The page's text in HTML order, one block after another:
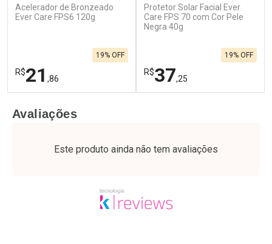
Acelerador de Bronzeado
Ever Care FPS6 120g
R$21 ,86
19% OFF
Laboratório
Por Menos
Protetor Solar Facial Ever
Care FPS 70 com Cor Pele
Negra 40g
R$37,25
19% OFF
Laboratório
Por Menos
Avaliações
Este produto ainda não tem avaliações